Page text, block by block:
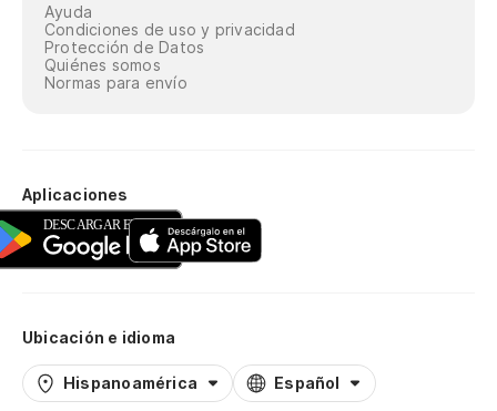
Ayuda
Condiciones de uso y privacidad
Protección de Datos
Quiénes somos
Normas para envío
Aplicaciones
Ubicación e idioma
Hispanoamérica Español